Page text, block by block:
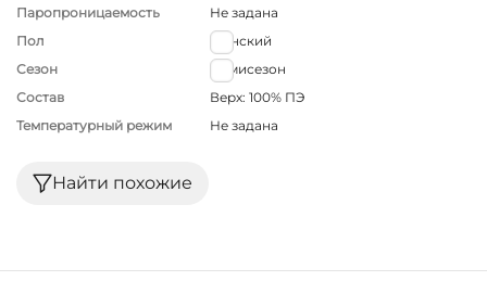
Паропроницаемость
Не задана
Пол
Женский
Сезон
Демисезон
Состав
Верх: 100% ПЭ
Температурный режим
Не задана
Найти похожие